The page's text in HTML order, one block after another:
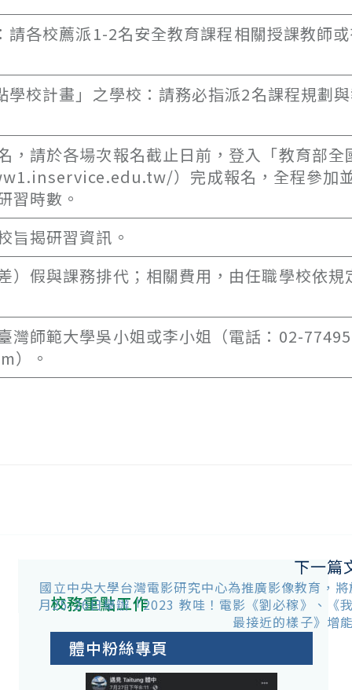
各校薦派1-2名安全教育課程相關授課教師
校計畫」之學校：請務必指派2名課程規劃
，請於各場次報名截止日前，登入「教育部全
）完成報名，全程參加
習時數。
旨揭研習資訊。
）假與課務排代；相關費用，由任職學校依規
灣師範大學吳小姐或李小姐（電話：02-
）。
下一篇
國立中央大學台灣電影研究中心為推廣影像教育，
月25-26日舉辦「2023 教哇！電影《劉必稼》、《
最接近的樣子》增
校務重點工作
體中粉絲專頁